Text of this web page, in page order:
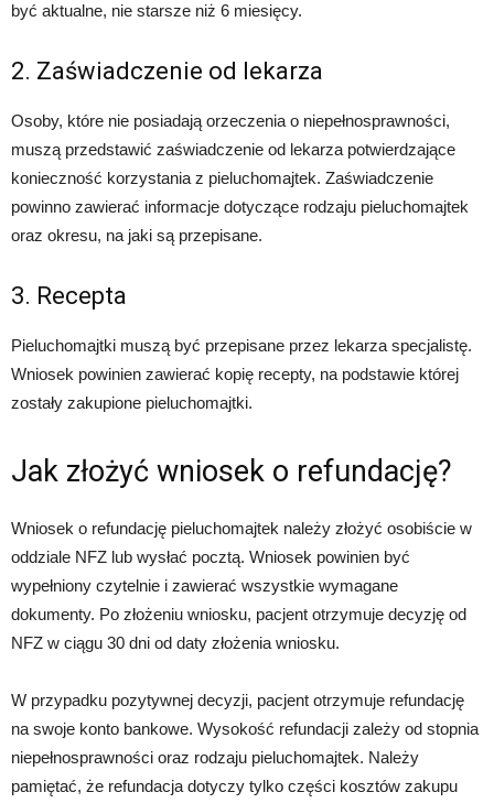
być aktualne, nie starsze niż 6 miesięcy.
2. Zaświadczenie od lekarza
Osoby, które nie posiadają orzeczenia o niepełnosprawności,
muszą przedstawić zaświadczenie od lekarza potwierdzające
konieczność korzystania z pieluchomajtek. Zaświadczenie
powinno zawierać informacje dotyczące rodzaju pieluchomajtek
oraz okresu, na jaki są przepisane.
3. Recepta
Pieluchomajtki muszą być przepisane przez lekarza specjalistę.
Wniosek powinien zawierać kopię recepty, na podstawie której
zostały zakupione pieluchomajtki.
Jak złożyć wniosek o refundację?
Wniosek o refundację pieluchomajtek należy złożyć osobiście w
oddziale NFZ lub wysłać pocztą. Wniosek powinien być
wypełniony czytelnie i zawierać wszystkie wymagane
dokumenty. Po złożeniu wniosku, pacjent otrzymuje decyzję od
NFZ w ciągu 30 dni od daty złożenia wniosku.
W przypadku pozytywnej decyzji, pacjent otrzymuje refundację
na swoje konto bankowe. Wysokość refundacji zależy od stopnia
niepełnosprawności oraz rodzaju pieluchomajtek. Należy
pamiętać, że refundacja dotyczy tylko części kosztów zakupu